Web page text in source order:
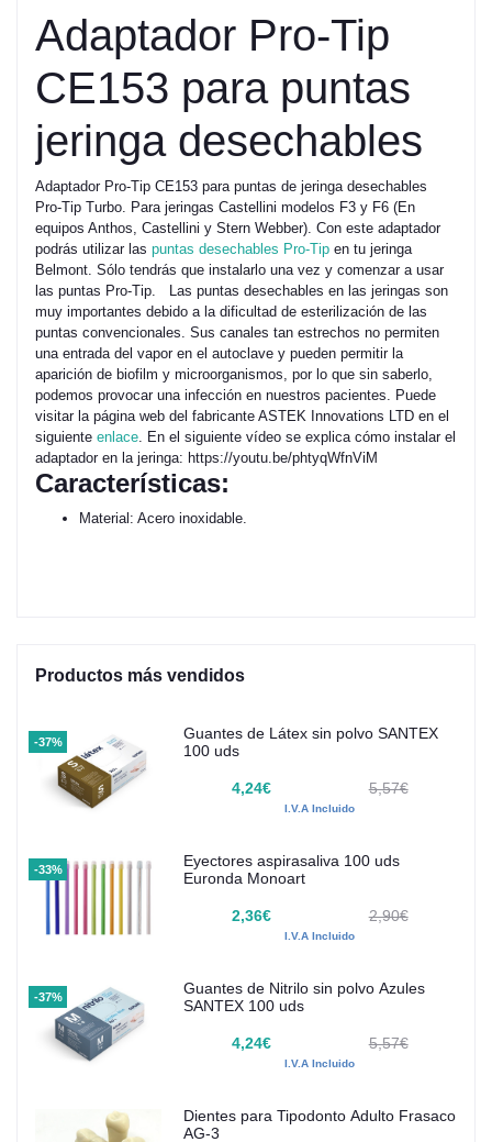
Adaptador Pro-Tip
CE153 para puntas
jeringa desechables
Adaptador Pro-Tip CE153 para puntas de jeringa desechables
Pro-Tip Turbo. Para jeringas Castellini modelos F3 y F6 (En
equipos Anthos, Castellini y Stern Webber). Con este adaptador
podrás utilizar las puntas desechables Pro-Tip en tu jeringa
Belmont. Sólo tendrás que instalarlo una vez y comenzar a usar
las puntas Pro-Tip. Las puntas desechables en las jeringas son
muy importantes debido a la dificultad de esterilización de las
puntas convencionales. Sus canales tan estrechos no permiten
una entrada del vapor en el autoclave y pueden permitir la
aparición de biofilm y microorganismos, por lo que sin saberlo,
podemos provocar una infección en nuestros pacientes. Puede
visitar la página web del fabricante ASTEK Innovations LTD en el
siguiente enlace . En el siguiente vídeo se explica cómo instalar el
adaptador en la jeringa: https://youtu.be/phtyqWfnViM
Características:
Material: Acero inoxidable.
Productos más vendidos
-37%
Guantes de Látex sin polvo SANTEX
100 uds
4,24€ 5,57€
I.V.A Incluido
-33%
Eyectores aspirasaliva 100 uds
Euronda Monoart
2,36€ 2,90€
I.V.A Incluido
-37%
Guantes de Nitrilo sin polvo Azules
SANTEX 100 uds
4,24€ 5,57€
I.V.A Incluido
Dientes para Tipodonto Adulto Frasaco
AG-3